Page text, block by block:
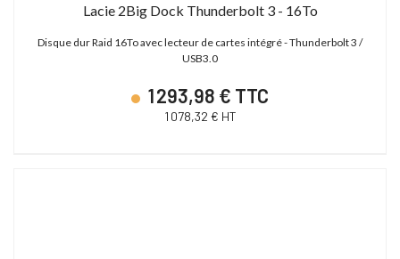
Lacie 2Big Dock Thunderbolt 3 - 16To
Disque dur Raid 16To avec lecteur de cartes intégré - Thunderbolt 3 /
USB3.0
1 293,98 € TTC
1 078,32 € HT